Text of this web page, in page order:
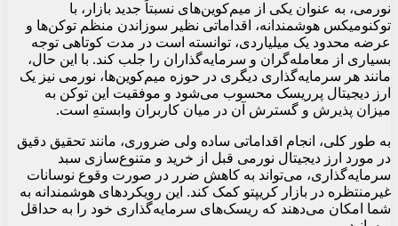
نورمی، به عنوان یکی از میم‌کوین‌های نسبتاً جدید بازار، با
توکنومیکس هوشمندانه، اقداماتی نظیر سوزاندن منظم توکن‌ها و
عرضه محدود یک میلیاردی، توانسته است در مدت کوتاهی توجه
بسیاری از معامله‌گران و سرمایه‌گذاران را جلب کند. با این حال،
مانند هر سرمایه‌گذاری دیگری در حوزه میم‌کوین‌ها، نورمی نیز یک
ارز دیجیتال پرریسک محسوب می‌شود و موفقیت این توکن به
میزان پذیرش و گسترش آن در میان کاربران وابستهِ است.
به طور کلی، انجام اقداماتی ساده ولی ضروری، مانند تحقیق دقیق
در مورد ارز دیجیتال نورمی قبل از خرید و متنوع‌سازی سبد
سرمایه‌گذاری، می‌تواند به کاهش ضرر در صورت وقوع نوسانات
غیرمنتظره در بازار کریپتو کمک کند. این رویکردهای هوشمندانه به
شما امکان می‌دهند که ریسک‌های سرمایه‌گذاری خود را به حداقل